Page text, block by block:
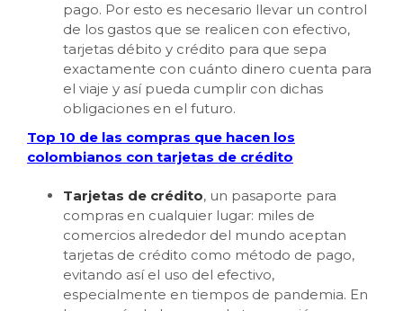
pago. Por esto es necesario llevar un control
de los gastos que se realicen con efectivo,
tarjetas débito y crédito para que sepa
exactamente con cuánto dinero cuenta para
el viaje y así pueda cumplir con dichas
obligaciones en el futuro.
Top 10 de las compras que hacen los
colombianos con tarjetas de crédito
Tarjetas de crédito, un pasaporte para
compras en cualquier lugar: miles de
comercios alrededor del mundo aceptan
tarjetas de crédito como método de pago,
evitando así el uso del efectivo,
especialmente en tiempos de pandemia. En